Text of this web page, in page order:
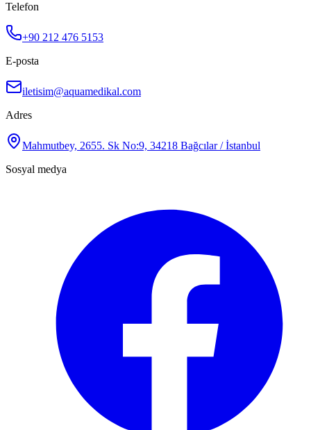
Telefon
+90 212 476 5153
E-posta
iletisim@aquamedikal.com
Adres
Mahmutbey, 2655. Sk No:9, 34218 Bağcılar / İstanbul
Sosyal medya